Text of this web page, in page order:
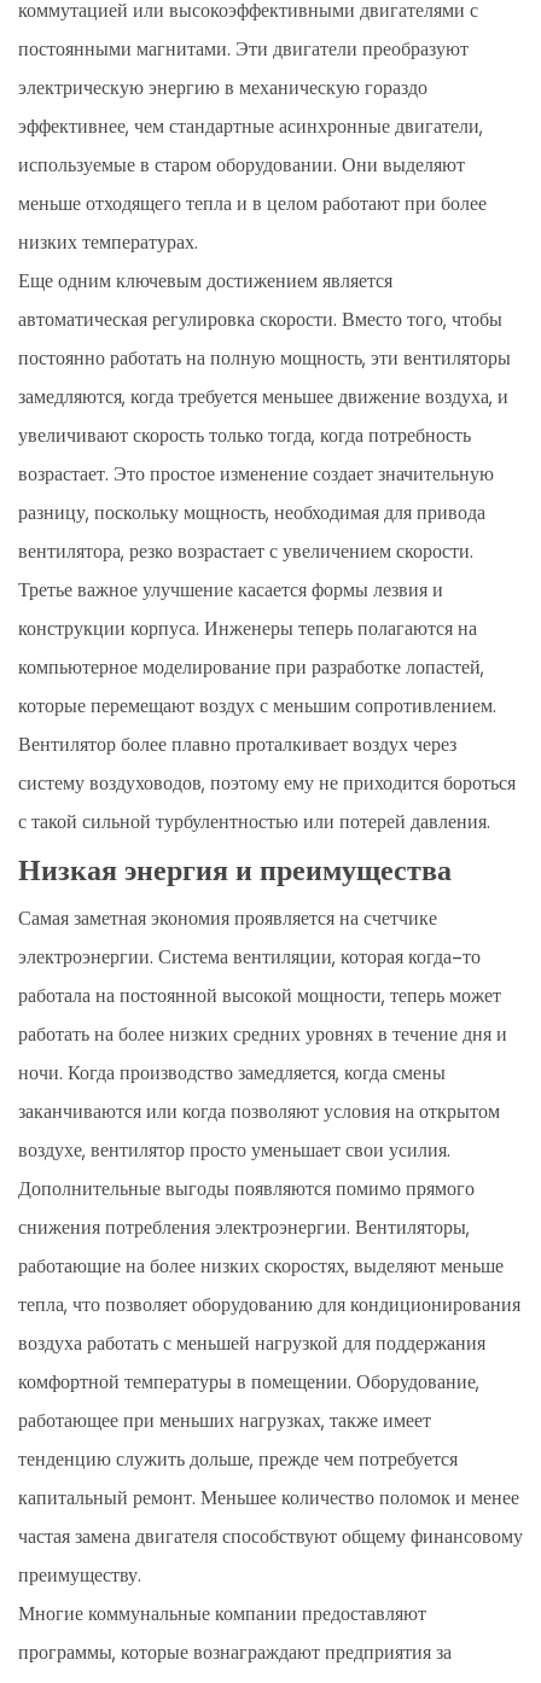
коммутацией или высокоэффективными двигателями с
постоянными магнитами. Эти двигатели преобразуют
электрическую энергию в механическую гораздо
эффективнее, чем стандартные асинхронные двигатели,
используемые в старом оборудовании. Они выделяют
меньше отходящего тепла и в целом работают при более
низких температурах.
Еще одним ключевым достижением является
автоматическая регулировка скорости. Вместо того, чтобы
постоянно работать на полную мощность, эти вентиляторы
замедляются, когда требуется меньшее движение воздуха, и
увеличивают скорость только тогда, когда потребность
возрастает. Это простое изменение создает значительную
разницу, поскольку мощность, необходимая для привода
вентилятора, резко возрастает с увеличением скорости.
Третье важное улучшение касается формы лезвия и
конструкции корпуса. Инженеры теперь полагаются на
компьютерное моделирование при разработке лопастей,
которые перемещают воздух с меньшим сопротивлением.
Вентилятор более плавно проталкивает воздух через
систему воздуховодов, поэтому ему не приходится бороться
с такой сильной турбулентностью или потерей давления.
Низкая энергия и преимущества
Самая заметная экономия проявляется на счетчике
электроэнергии. Система вентиляции, которая когда-то
работала на постоянной высокой мощности, теперь может
работать на более низких средних уровнях в течение дня и
ночи. Когда производство замедляется, когда смены
заканчиваются или когда позволяют условия на открытом
воздухе, вентилятор просто уменьшает свои усилия.
Дополнительные выгоды появляются помимо прямого
снижения потребления электроэнергии. Вентиляторы,
работающие на более низких скоростях, выделяют меньше
тепла, что позволяет оборудованию для кондиционирования
воздуха работать с меньшей нагрузкой для поддержания
комфортной температуры в помещении. Оборудование,
работающее при меньших нагрузках, также имеет
тенденцию служить дольше, прежде чем потребуется
капитальный ремонт. Меньшее количество поломок и менее
частая замена двигателя способствуют общему финансовому
преимуществу.
Многие коммунальные компании предоставляют
программы, которые вознаграждают предприятия за